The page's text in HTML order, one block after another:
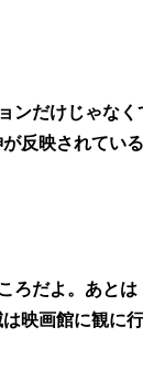
ンだけじゃな
反映されてい
ろだよ。あとは
映画館に観に